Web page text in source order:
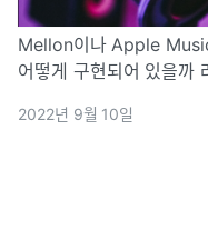
Mellon이나 Apple Music과 같이 audio를
어떻게 구현되어 있을까 라는
나인 AVPlayer에 대해 소
2022년 9월 10일